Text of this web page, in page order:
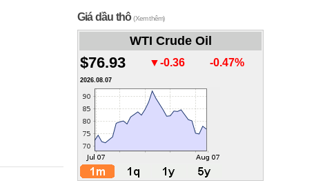
Giá dầu thô(Xem thêm)
WTI Crude Oil
$76.93 ▼-0.36 -0.47%
2026.08.07